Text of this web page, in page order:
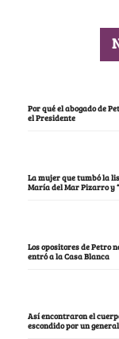
Por qué el abogado de
el Presidente
La mujer que tumbó la
María del Mar Pizarro y
Los opositores de Petro
entró a la Casa Blanca
Así encontraron el
escondido por un